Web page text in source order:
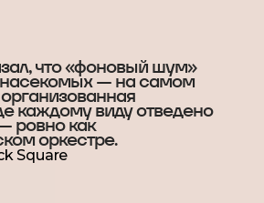
что «фоновый шум»
— на самом
каждому виду отведено
ровно как
оркестре.
Square